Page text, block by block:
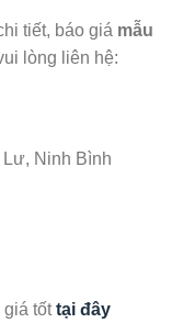
tiết, báo giá mẫu
lòng liên hệ:
Ninh Bình
giá tốttại đây